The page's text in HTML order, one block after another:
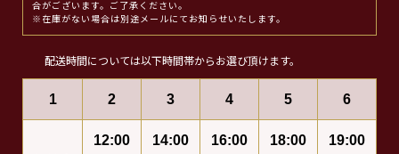
合がございます。ご了承ください。
※在庫がない場合は別途メールにてお知らせいたします。
配送時間については以下時間帯からお選び頂けます。
1 2 3 4 5 6
12:00
14:00
16:00
18:00
19:00